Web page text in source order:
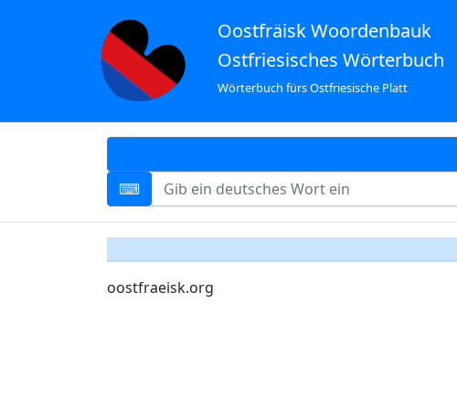
Oostfräisk Woordenbauk
Ostfriesisches Wörterbuch
Wörterbuch fürs Ostfriesische Platt
oostfraeisk.org